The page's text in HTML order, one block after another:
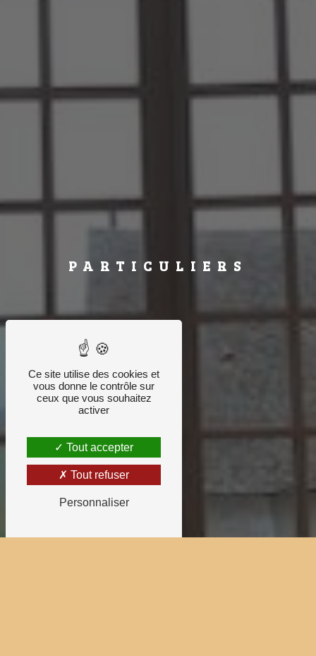
PARTICULIERS
Ce site utilise des cookies et
vous donne le contrôle sur
ceux que vous souhaitez
activer
Tout accepter
Tout refuser
Personnaliser